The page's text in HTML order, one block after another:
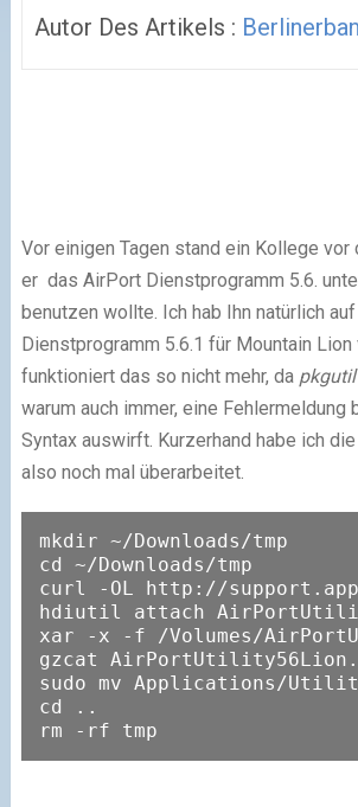
Autor Des Artikels :
Vor einigen Tagen stand ein Kollege
er das AirPort Dienstprogramm 5.6.
benutzen wollte. Ich hab Ihn natürlich
Dienstprogramm 5.6.1 für Mountain
funktioniert das so nicht mehr, da
warum auch immer, eine Fehlermeldung
Syntax auswirft. Kurzerhand habe ich
also noch mal überarbeitet.
mkdir ~/Downloads/tmp
cd ~/Downloads/tmp
curl -OL http://
hdiutil attach
xar -x -f /Volumes/
gzcat
sudo mv Applications/
cd ..
rm -rf tmp